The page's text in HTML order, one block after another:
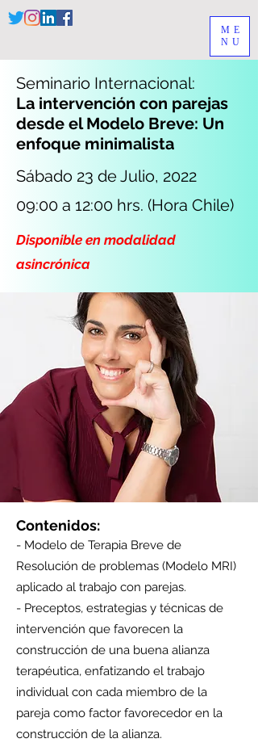
ME
NU
Seminario Internacional:
La intervención con parejas
desde el Modelo Breve: Un
enfoque minimalista
Sábado 23 de Julio, 2022
09:00 a 12:00 hrs. (Hora Chile)
Disponible en modalidad
asincrónica
Contenidos:
- Modelo de Terapia Breve de
Resolución de problemas (Modelo MRI)
aplicado al trabajo con parejas.
- Preceptos, estrategias y técnicas de
intervención que favorecen la
construcción de una buena alianza
terapéutica, enfatizando el trabajo
individual con cada miembro de la
pareja como factor favorecedor en la
construcción de la alianza.